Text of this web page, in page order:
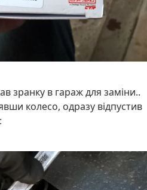
зранку в гараж для заміни..
колесо, одразу відпустив